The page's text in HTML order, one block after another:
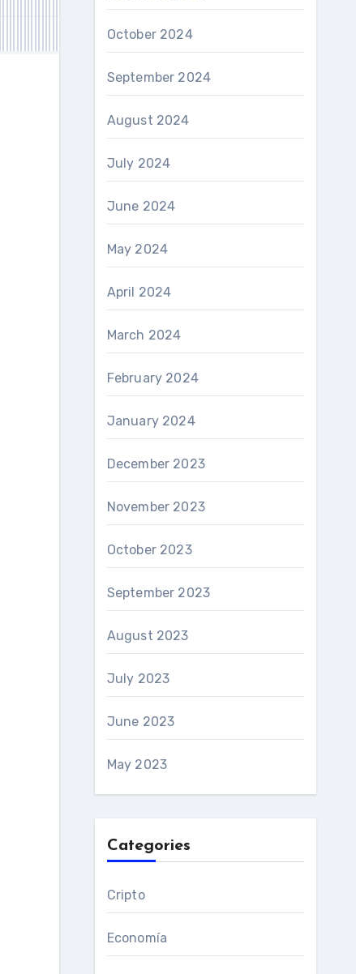
October 2024
September 2024
August 2024
July 2024
June 2024
May 2024
April 2024
March 2024
February 2024
January 2024
December 2023
November 2023
October 2023
September 2023
August 2023
July 2023
June 2023
May 2023
Categories
Cripto
Economía